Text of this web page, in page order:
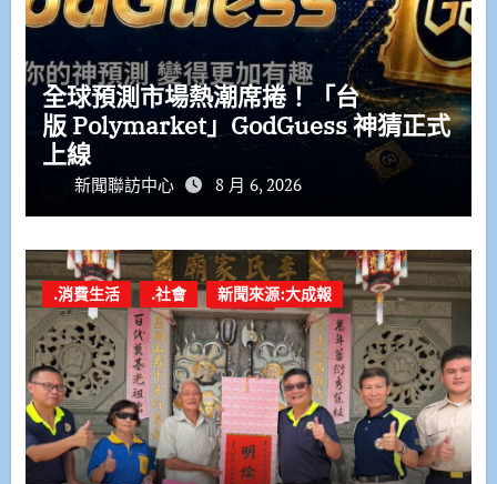
全球預測市場熱潮席捲！「台
版 Polymarket」GodGuess 神猜正式
上線
新聞聯訪中心 8 月 6, 2026
.消費生活 .社會 新聞來源:大成報